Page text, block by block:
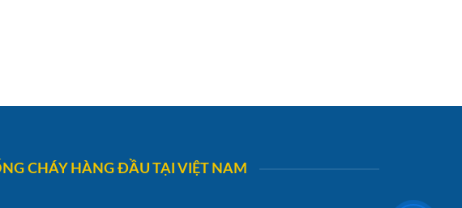
CHÁY HÀNG ĐẦU TẠI VIỆT NAM